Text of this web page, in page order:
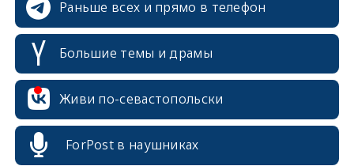
Раньше всех и прямо в телефон
Большие темы и драмы
Живи по-севастопольски
ForPost в наушниках